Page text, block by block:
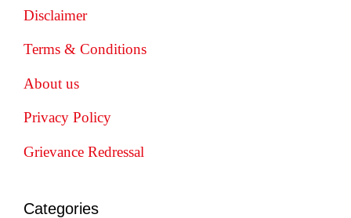
Disclaimer
Terms & Conditions
About us
Privacy Policy
Grievance Redressal
Categories